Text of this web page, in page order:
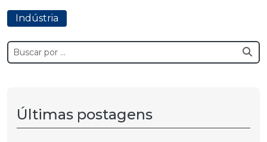
Indústria
Últimas postagens